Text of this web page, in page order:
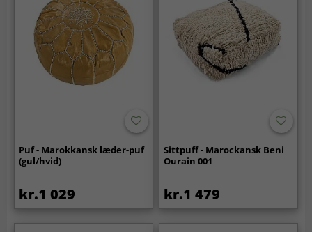
Puf - Marokkansk læder-puf
(gul/hvid)
kr.1 029
Sittpuff - Marockansk Beni
Ourain 001
kr.1 479